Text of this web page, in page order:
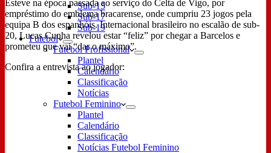
Sub-15
Sub-17
Sub-19
Futebol
Futebol Profissional
Plantel
Calendário
Classificação
Notícias
Futebol Feminino
Plantel
Calendário
Classificação
Notícias Futebol Feminino
Esteve na época passada ao serviço do Celta de Vigo, por
empréstimo do emblema bracarense, onde cumpriu 23 jogos pela
equipa B dos espanhóis. Internacional brasileiro no escalão de sub-
20, Lucas Cunha revelou estar “feliz” por chegar a Barcelos e
prometeu que vai “dar o máximo”.
Confira a entrevista ao jogador: